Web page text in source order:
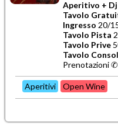
Aperitivo +
Tavolo
Ingresso 20/
Tavolo Pista
Tavolo Prive
Tavolo
Prenotazioni
Aperitivi Open Wine